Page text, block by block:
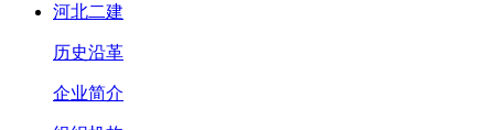
河北二建
历史沿革
企业简介